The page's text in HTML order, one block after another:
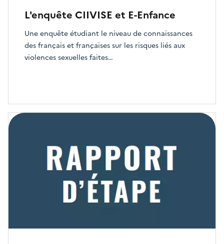
L'enquête CIIVISE et E-Enfance
Une enquête étudiant le niveau de connaissances
des français et françaises sur les risques liés aux
violences sexuelles faites…